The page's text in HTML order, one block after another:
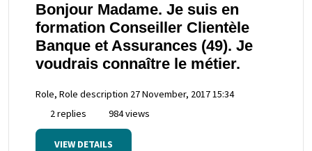
Bonjour Madame. Je suis en
formation Conseiller Clientèle
Banque et Assurances (49). Je
voudrais connaître le métier.
Role, Role description 27 November, 2017 15:34
2 replies
984 views
VIEW DETAILS